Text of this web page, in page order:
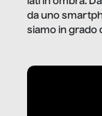
da uno
siamo in grado
dietro gli